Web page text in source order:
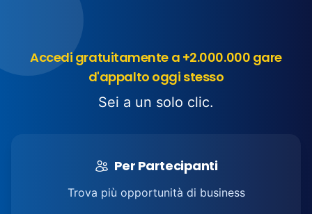
Accedi gratuitamente a +2.000.000 gare
d'appalto oggi stesso
Sei a un solo clic.
Per Partecipanti
Trova più opportunità di business